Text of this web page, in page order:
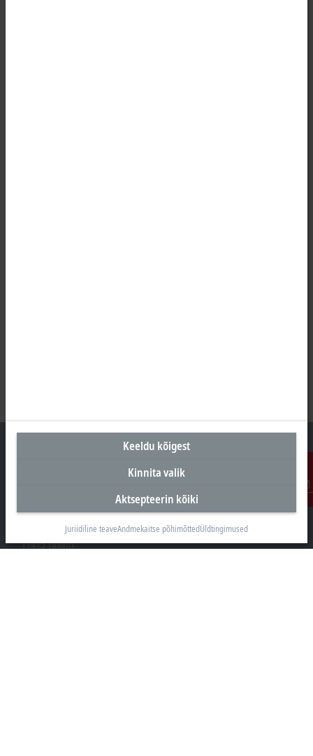
Kontakt
Beckhoff Automation OÜ
Valukoja 8, Öpiku 2
11415 Tallinn
Keeldu kõigest
Kinnita valik
Aktsepteerin kõiki
Juriidiline teaveAndmekaitse põhimõttedÜldtingimused